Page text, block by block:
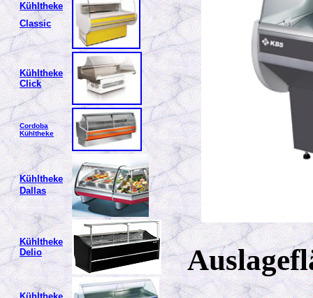
Kühltheke
Classic
Kühltheke
Click
Cordoba
Kühltheke
Kühltheke
Dallas
Kühltheke
Delio